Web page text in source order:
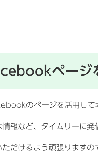
ページ
のページを活用して
報など、タイムリーに発
だけるよう頑張りますの